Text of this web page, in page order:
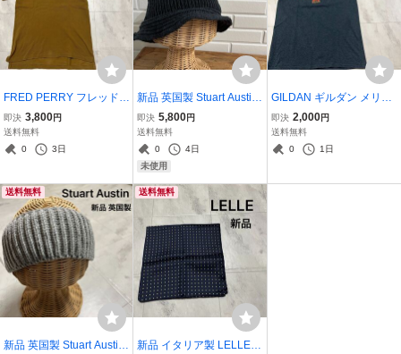
FRED PERRY フレッドぺ
リー ポロシャツ 半袖 日本
製 刺繍ロゴ ヒットユニオ
ン社製 80s 90s ヴィンテ
即決 3,800円
送料無料
0
3日
新品 英国製 Stuart Austin
スチュアートオースティ
ン クラッシュハット ニッ
ト帽 帽子 キャップ サマー
ハット イギリス製 玉mc3
即決 5,800円
送料無料
0
4日
未使用
GILDAN ギルダン メリー
ランド大学 カレッジロゴ
Tシャツ T-shirt TEE 半袖
アーチロゴ プリント アメ
即決 2,000円
送料無料
0
1日
送料無料
新品 英国製 Stuart Austin
送料無料
新品 イタリア製 LELLE